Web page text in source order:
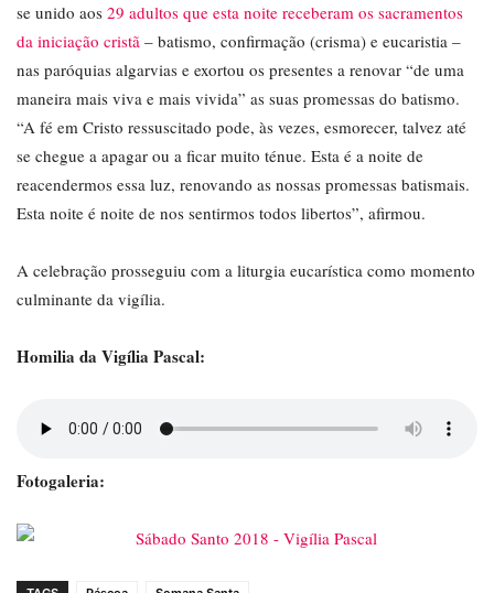
se unido aos 29 adultos que esta noite receberam os sacramentos
da iniciação cristã – batismo, confirmação (crisma) e eucaristia –
nas paróquias algarvias e exortou os presentes a renovar “de uma
maneira mais viva e mais vivida” as suas promessas do batismo.
“A fé em Cristo ressuscitado pode, às vezes, esmorecer, talvez até
se chegue a apagar ou a ficar muito ténue. Esta é a noite de
reacendermos essa luz, renovando as nossas promessas batismais.
Esta noite é noite de nos sentirmos todos libertos”, afirmou.
A celebração prosseguiu com a liturgia eucarística como momento
culminante da vigília.
Homilia da Vigília Pascal:
Fotogaleria: